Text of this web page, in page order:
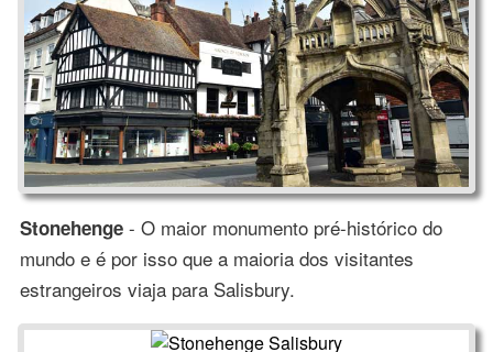
Stonehenge- O maior monumento pré-histórico do
mundo e é por isso que a maioria dos visitantes
estrangeiros viaja para Salisbury.